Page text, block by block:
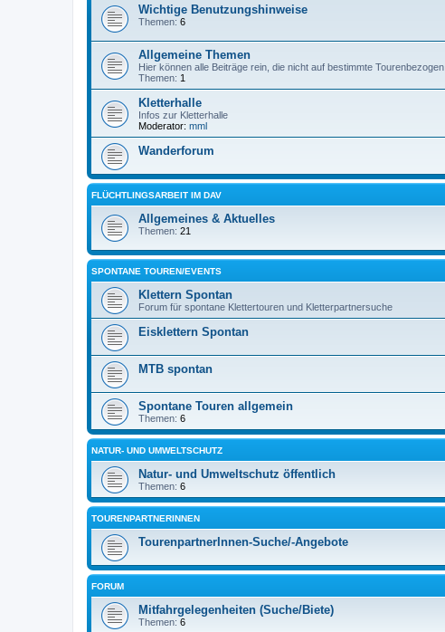
Wichtige Benutzungshinweise
Themen: 6
Allgemeine Themen
Hier können alle Beiträge rein, die nicht auf bestimmte Tourenbezogen
Themen: 1
Kletterhalle
Infos zur Kletterhalle
Moderator: mml
Wanderforum
FLÜCHTLINGSARBEIT IM DAV
Allgemeines & Aktuelles
Themen: 21
SPONTANE TOUREN/EVENTS
Klettern Spontan
Forum für spontane Klettertouren und Kletterpartnersuche
Eisklettern Spontan
MTB spontan
Spontane Touren allgemein
Themen: 6
NATUR- UND UMWELTSCHUTZ
Natur- und Umweltschutz öffentlich
Themen: 6
TOURENPARTNERINNEN
TourenpartnerInnen-Suche/-Angebote
FORUM
Mitfahrgelegenheiten (Suche/Biete)
Themen: 6